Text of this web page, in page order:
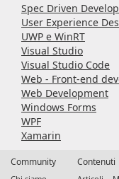
Spec Driven
User Experience
UWP e WinRT
Visual Studio
Visual Studio Code
Web - Front-end
Web Development
Windows Forms
WPF
Xamarin
Community Contenuti